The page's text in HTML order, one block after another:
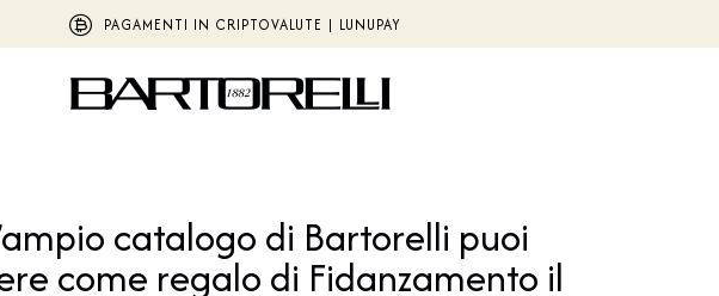
PAGAMENTI IN CRIPTOVALUTE | LUNUPAY
catalogo di Bartorelli puoi
come regalo di Fidanzamento il